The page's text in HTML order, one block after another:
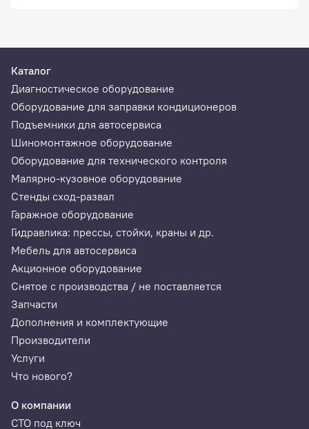
Каталог
Диагностическое оборудование
Оборудование для заправки кондиционеров
Подъемники для автосервиса
Шиномонтажное оборудование
Оборудование для технического контроля
Малярно-кузовное оборудование
Стенды сход-развал
Гаражное оборудование
Гидравлика: прессы, стойки, краны и др.
Мебель для автосервиса
Акционное оборудование
Снятое с производства / не поставляется
Запчасти
Дополнения и комплектующие
Производители
Услуги
Что нового?
О компании
СТО под ключ